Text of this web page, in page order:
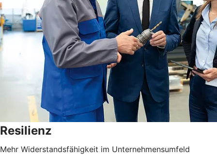
Resilienz
Mehr Widerstandsfähigkeit im Unternehmensumfeld